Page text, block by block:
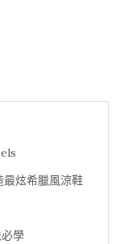
炫希臘風涼鞋
學